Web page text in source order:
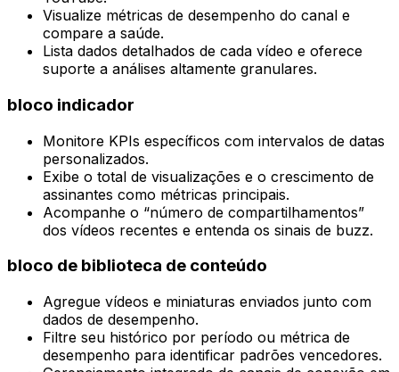
Visualize métricas de desempenho do canal e
compare a saúde.
Lista dados detalhados de cada vídeo e oferece
suporte a análises altamente granulares.
bloco indicador
Monitore KPIs específicos com intervalos de datas
personalizados.
Exibe o total de visualizações e o crescimento de
assinantes como métricas principais.
Acompanhe o “número de compartilhamentos”
dos vídeos recentes e entenda os sinais de buzz.
bloco de biblioteca de conteúdo
Agregue vídeos e miniaturas enviados junto com
dados de desempenho.
Filtre seu histórico por período ou métrica de
desempenho para identificar padrões vencedores.